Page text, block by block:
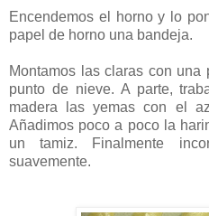
Encendemos el horno y lo
papel de horno una bandeja.
Montamos las claras con
punto de nieve. A parte,
madera las yemas con el
Añadimos poco a poco la
un tamiz. Finalmente
suavemente.